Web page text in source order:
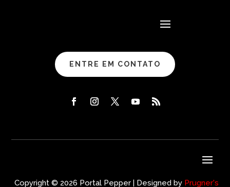
ENTRE EM CONTATO
Copyright © 2026 Portal Pepper | Designed by Prugner's